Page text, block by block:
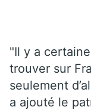
"Il y a
trouver sur
seulement
a ajouté le